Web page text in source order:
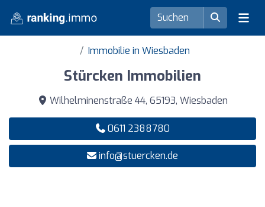
Immobilie in Wiesbaden
Stürcken Immobilien
Wilhelminenstraße 44, 65193, Wiesbaden
0611 2388780
info@stuercken.de